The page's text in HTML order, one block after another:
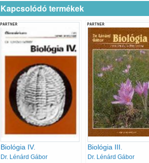
Kapcsolódó termékek
PARTNER
Biológia IV.
Dr. Lénárd Gábor
PARTNER
Biológia III.
Dr. Lénárd Gábor